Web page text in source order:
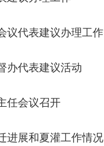
议代表建议办理工作
办代表建议活动
任会议召开
进展和夏灌工作情况